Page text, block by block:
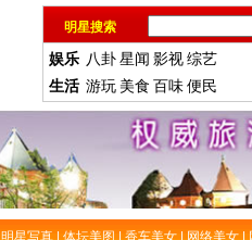
明星搜索
娱乐 八卦星闻 影视综艺
生活 游玩 美食 百味便民
明星写真 体坛美图 香车美女 网络美女